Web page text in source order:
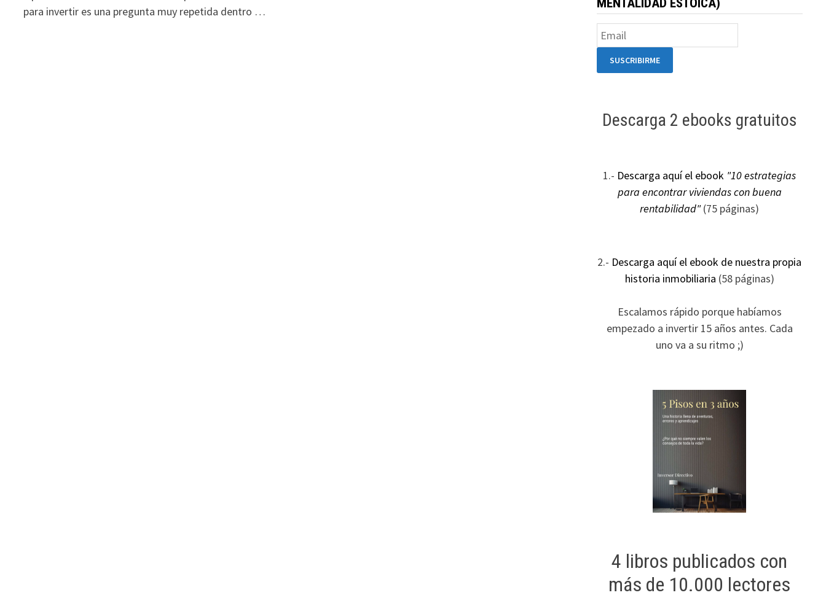
para invertir es una pregunta muy repetida dentro …
MENTALIDAD ESTOICA)
Descarga 2 ebooks gratuitos
1.- Descarga aquí el ebook "10 estrategias
para encontrar viviendas con buena
rentabilidad"(75 páginas)
2.- Descarga aquí el ebook de nuestra propia
historia inmobiliaria (58 páginas)
Escalamos rápido porque habíamos
empezado a invertir 15 años antes. Cada
uno va a su ritmo ;)
4 libros publicados con
más de 10.000 lectores
web.